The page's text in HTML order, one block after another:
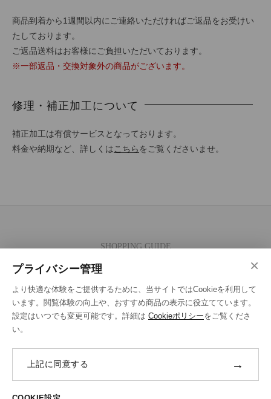
商品到着から1週間以内にご連絡いただければご返品をお受けい
たしております。
ご返品送料はお客様にご負担いただいております。
※一部返品・交換対象外の商品がございます。
修理・補正加工について
補正加工は有償サービスとなっております。
料金や納期など、詳しくはこちら をご覧くださいませ。
SHOPPING GUIDE
送料・ラッピング·配送方法
×
プライバシー管理
より快適な体験をご提供するために、当サイトではCookieを利用して
います。閲覧体験の向上や、おすすめ商品の表示に役立てています。
設定はいつでも変更可能です。詳細は Cookieポリシーをご覧くださ
い。
上記に同意する →